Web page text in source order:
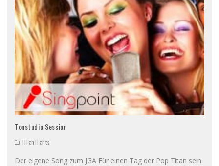
Tonstudio Session
Highlights
Der eigene Song zum JGA Für einen Tag der Pop Titan sein